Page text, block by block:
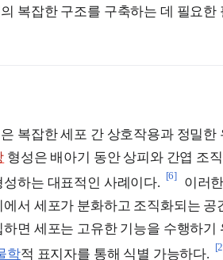
복잡한 구조를 구축하는 데 필요한
복잡한 세포 간 상호작용과 정밀한
형성은 배아기 동안 상피와 간엽 조
하는 대표적인 사례이다.
[6]
이러
서 세포가 분화하고 조직화되는 공
면 세포는 고유한 기능을 수행하기
학적 표지자를 통해 식별 가능하다.